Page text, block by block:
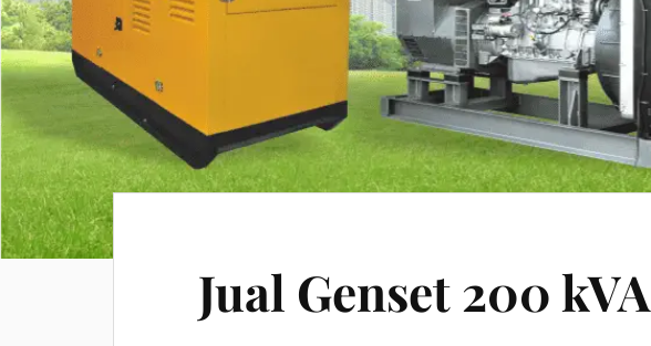
Jual Genset 200 kVA